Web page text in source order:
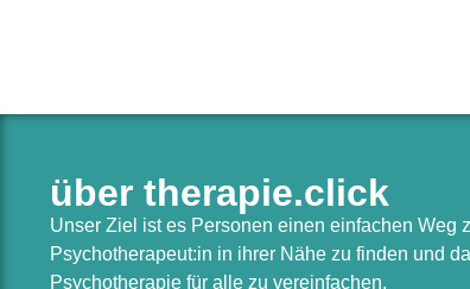
über therapie.click
Unser Ziel ist es Personen einen einfachen Weg
Psychotherapeut:in in ihrer Nähe zu finden und
Psychotherapie für alle zu vereinfachen.